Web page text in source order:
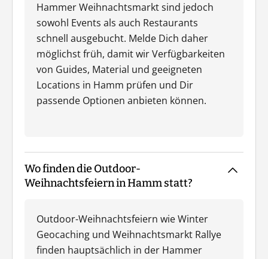
Hammer Weihnachtsmarkt sind jedoch
sowohl Events als auch Restaurants
schnell ausgebucht. Melde Dich daher
möglichst früh, damit wir Verfügbarkeiten
von Guides, Material und geeigneten
Locations in Hamm prüfen und Dir
passende Optionen anbieten können.
Wo finden die Outdoor-
Weihnachtsfeiern in Hamm statt?
Outdoor-Weihnachtsfeiern wie Winter
Geocaching und Weihnachtsmarkt Rallye
finden hauptsächlich in der Hammer